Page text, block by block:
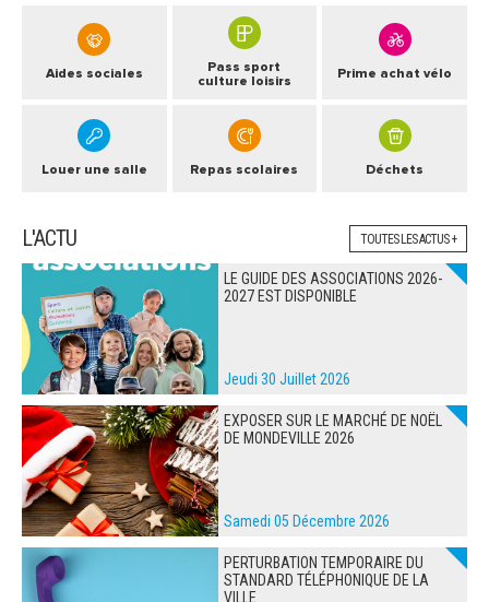
Aides sociales
Pass sport
culture loisirs
Prime achat vélo
Louer une salle Repas scolaires Déchets
L'ACTU TOUTES LES ACTUS +
LE GUIDE DES ASSOCIATIONS 2026-
2027 EST DISPONIBLE
Jeudi 30 Juillet 2026
EXPOSER SUR LE MARCHÉ DE NOËL
DE MONDEVILLE 2026
Samedi 05 Décembre 2026
PERTURBATION TEMPORAIRE DU
STANDARD TÉLÉPHONIQUE DE LA
VILLE